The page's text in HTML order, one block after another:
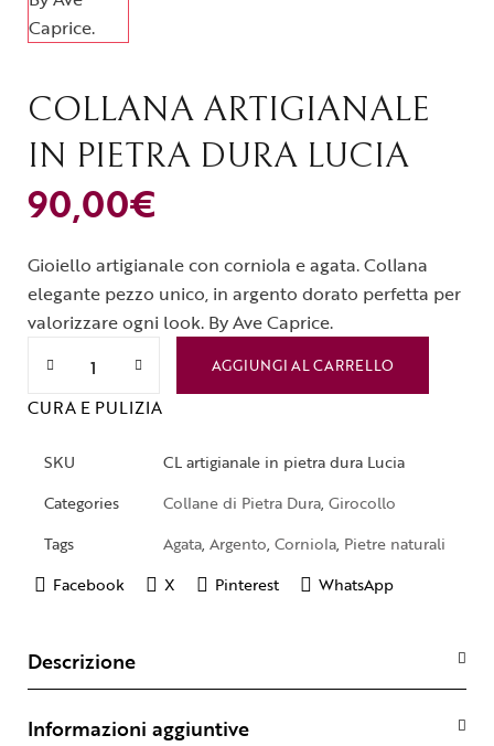
COLLANA ARTIGIANALE
IN PIETRA DURA LUCIA
90,00€
Gioiello artigianale con corniola e agata. Collana
elegante pezzo unico, in argento dorato perfetta per
valorizzare ogni look. By Ave Caprice.
AGGIUNGI AL CARRELLO
CURA E PULIZIA
SKU
CL artigianale in pietra dura Lucia
Categories
Collane di Pietra Dura, Girocollo
Tags
Agata, Argento, Corniola, Pietre naturali
Facebook
X Pinterest WhatsApp
Descrizione
Informazioni aggiuntive